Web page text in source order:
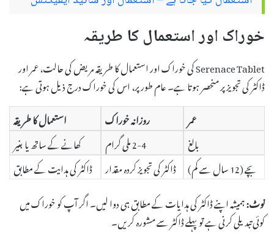
خوراک اور استعمال کا طریقہ
Serenace Tablet کی خوراک اور استعمال کا طریقہ مریض کی حالت، عمر اور
ڈاکٹر کی تجویز پر منحصر ہوتا ہے۔ عام طور پر، اس کی خوراک درج ذیل ہوتی ہے:
عمر
روزانہ خوراک
استعمال کا طریقہ
بالغ
2-4 ملی گرام
کھانے کے ساتھ یا بغیر
بچے (12 سال سے کم)
ڈاکٹر کی تجویز کردہ مقدار ڈاکٹر کی ہدایت کے مطابق
نوٹ:ہمیشہ اپنے ڈاکٹر کی ہدایات کے مطابق ہی دوا لیں۔ اگر آپ کو خوراک میں
کوئی تبدیلی کرنی ہے تو پہلے ڈاکٹر سے مشورہ کریں۔